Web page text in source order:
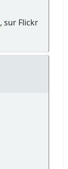
, sur Flickr